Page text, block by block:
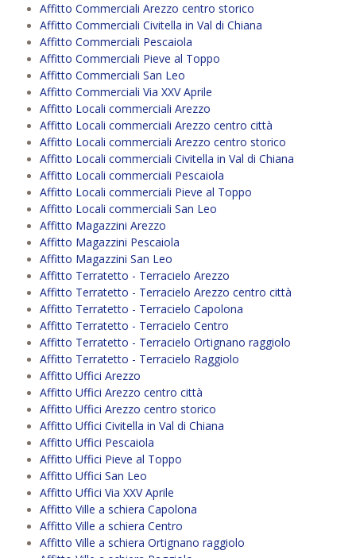
Affitto Commerciali Arezzo centro storico
Affitto Commerciali Civitella in Val di Chiana
Affitto Commerciali Pescaiola
Affitto Commerciali Pieve al Toppo
Affitto Commerciali San Leo
Affitto Commerciali Via XXV Aprile
Affitto Locali commerciali Arezzo
Affitto Locali commerciali Arezzo centro città
Affitto Locali commerciali Arezzo centro storico
Affitto Locali commerciali Civitella in Val di Chiana
Affitto Locali commerciali Pescaiola
Affitto Locali commerciali Pieve al Toppo
Affitto Locali commerciali San Leo
Affitto Magazzini Arezzo
Affitto Magazzini Pescaiola
Affitto Magazzini San Leo
Affitto Terratetto - Terracielo Arezzo
Affitto Terratetto - Terracielo Arezzo centro città
Affitto Terratetto - Terracielo Capolona
Affitto Terratetto - Terracielo Centro
Affitto Terratetto - Terracielo Ortignano raggiolo
Affitto Terratetto - Terracielo Raggiolo
Affitto Uffici Arezzo
Affitto Uffici Arezzo centro città
Affitto Uffici Arezzo centro storico
Affitto Uffici Civitella in Val di Chiana
Affitto Uffici Pescaiola
Affitto Uffici Pieve al Toppo
Affitto Uffici San Leo
Affitto Uffici Via XXV Aprile
Affitto Ville a schiera Capolona
Affitto Ville a schiera Centro
Affitto Ville a schiera Ortignano raggiolo